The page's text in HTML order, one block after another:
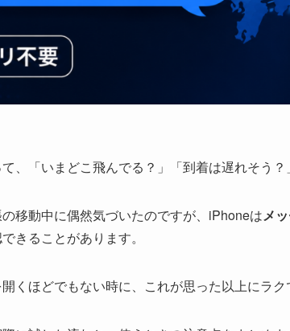
、「いまどこ飛んでる？」「到着は遅れそう？
移動中に偶然気づいたのですが、iPhoneはメ
きることがあります。
くほどでもない時に、これが思った以上にラク